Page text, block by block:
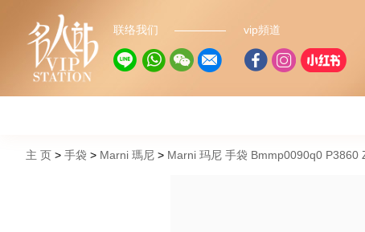
联络我们 vip頻道
主 页 手袋 Marni 瑪尼 Marni 玛尼 手袋 Bmmp0090q0 P3860